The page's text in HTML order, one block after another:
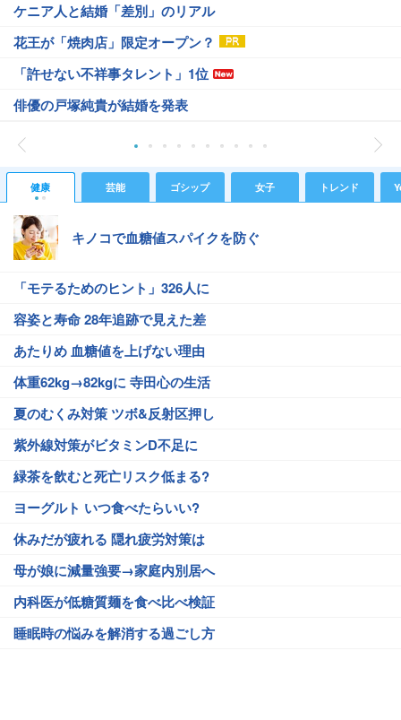
ケニア人と結婚「差別」のリアル
花王が「焼肉店」限定オープン？
「許せない不祥事タレント」1位
俳優の戸塚純貴が結婚を発表
健康 芸能 ゴシップ 女子 トレンド
キノコで血糖値スパイクを防ぐ
「モテるためのヒント」326人に
容姿と寿命 28年追跡で見えた差
あたりめ 血糖値を上げない理由
体重62kg→82kgに 寺田心の生活
夏のむくみ対策 ツボ&反射区押し
紫外線対策がビタミンD不足に
緑茶を飲むと死亡リスク低まる?
ヨーグルト いつ食べたらいい?
休みだが疲れる 隠れ疲労対策は
母が娘に減量強要→家庭内別居へ
内科医が低糖質麺を食べ比べ検証
睡眠時の悩みを解消する過ごし方